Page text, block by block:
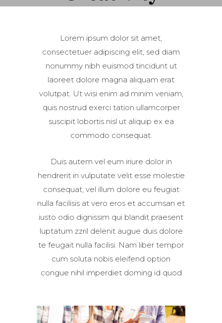
Lorem ipsum dolor sit amet,
consectetuer adipiscing elit, sed diam
nonummy nibh euismod tincidunt ut
laoreet dolore magna aliquam erat
volutpat. Ut wisi enim ad minim veniam,
quis nostrud exerci tation ullamcorper
suscipit lobortis nisl ut aliquip ex ea
commodo consequat.
Duis autem vel eum iriure dolor in
hendrerit in vulputate velit esse molestie
consequat, vel illum dolore eu feugiat
nulla facilisis at vero eros et accumsan et
iusto odio dignissim qui blandit praesent
luptatum zzril delenit augue duis dolore
te feugait nulla facilisi. Nam liber tempor
cum soluta nobis eleifend option
congue nihil imperdiet doming id quod